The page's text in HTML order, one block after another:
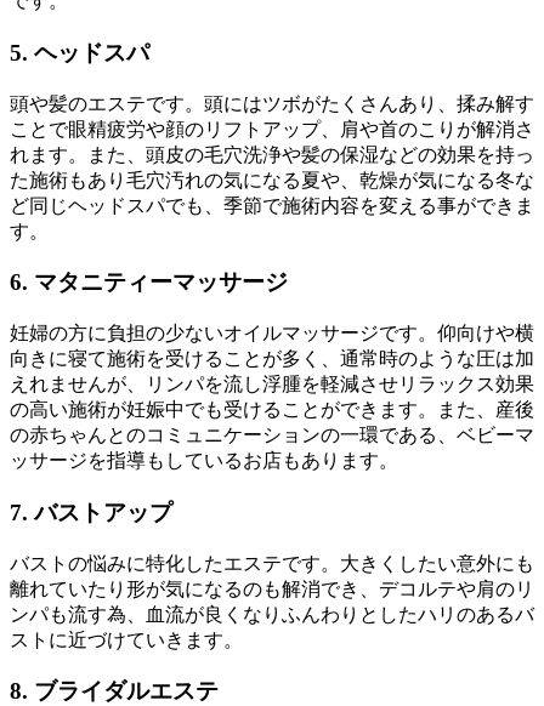
5. ヘッドスパ
頭や髪のエステです。頭にはツボがたくさんあり、揉み解す
ことで眼精疲労や顔のリフトアップ、肩や首のこりが解消さ
れます。また、頭皮の毛穴洗浄や髪の保湿などの効果を持っ
た施術もあり毛穴汚れの気になる夏や、乾燥が気になる冬な
ど同じヘッドスパでも、季節で施術内容を変える事ができま
す。
6. マタニティーマッサージ
妊婦の方に負担の少ないオイルマッサージです。仰向けや横
向きに寝て施術を受けることが多く、通常時のような圧は加
えれませんが、リンパを流し浮腫を軽減させリラックス効果
の高い施術が妊娠中でも受けることができます。また、産後
の赤ちゃんとのコミュニケーションの一環である、ベビーマ
ッサージを指導もしているお店もあります。
7. バストアップ
バストの悩みに特化したエステです。大きくしたい意外にも
離れていたり形が気になるのも解消でき、デコルテや肩のリ
ンパも流す為、血流が良くなりふんわりとしたハリのあるバ
ストに近づけていきます。
8. ブライダルエステ